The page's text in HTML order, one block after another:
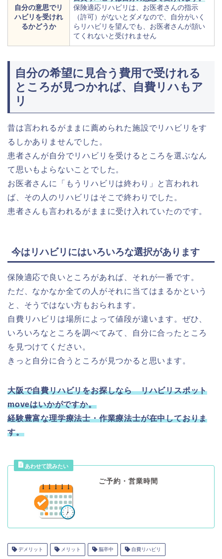
自分の意思でリ
ハビリを受けれ
るかどうか
保険適応リハビリは、お医者さんの指示
（許可）がないとダメなので、自分がいく
らリハビリを望んでも、お医者さんが頷い
てくれないと受けれません
自分の希望に見合う費用で受けれる
ところが見つかれば、自費リハもア
リ
昔は言われるがままに薦められた施設でリハビリをす
るしかありませんでした。
患者さんが自分でリハビリを受けるところを選ぶなん
て思いもよらないことでした。
お医者さんに「もうリハビリは終わり」と言われれ
ば、その人のリハビリはそこで終わりでした。
患者さんも言われるがままに受け入れていたのです。
今はリハビリにはいろいろな選択があります
保険適応で良いところがあれば、それが一番です。
ただ、なかなか全ての人がそれに当てはまるかという
と、そうではない方もおられます。
自費リハビリは場所によって値段が違います。ぜひ、
いろいろなところを調べてみて、自分に合ったところ
を見つけてください。
きっと自分に合うところが見つかると思います。
大阪で自費リハビリをお探しなら リハビリスポット
moveはいかがですか。
経験豊富な理学療法士・作業療法士が在中しておりま
す。
ご予約・営業時間
デメリット メリット 脳卒中 自費リハビリ